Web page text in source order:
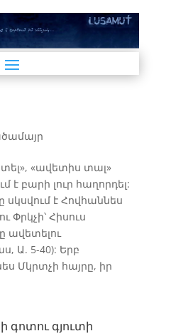
«ավետիս տալ»
է բարի լուր հաղորդել:
է Հովհաննես
Փրկչի՝ Հիսուս
ավետելու
Ա. 5-40): Երբ
Մկրտչի հայրը, իր
գոտու գյուտի